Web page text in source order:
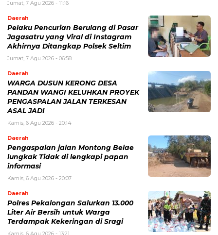
Jumat, 7 Agu 2026 - 11:16
Daerah
Pelaku Pencurian Berulang di Pasar
Jagasatru yang Viral di Instagram
Akhirnya Ditangkap Polsek Seltim
Jumat, 7 Agu 2026 - 06:58
Daerah
WARGA DUSUN KERONG DESA
PANDAN WANGI KELUHKAN PROYEK
PENGASPALAN JALAN TERKESAN
ASAL JADI
Kamis, 6 Agu 2026 - 20:14
Daerah
Pengaspalan jalan Montong Belae
lungkak Tidak di lengkapi papan
informasi
Kamis, 6 Agu 2026 - 20:07
Daerah
Polres Pekalongan Salurkan 13.000
Liter Air Bersih untuk Warga
Terdampak Kekeringan di Sragi